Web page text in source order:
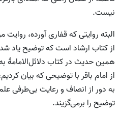
نیست.
البته روایتی که قفاری آورده‌، روایت
از کتاب ارشاد است که توضیح یاد
همین حدیث در کتاب دلائل‌الامامۀ
از امام باقر با توضیحی که بیان
به دور از انصاف و رعایت بی‌طرفی
توضیح را برمی‌گزیند.